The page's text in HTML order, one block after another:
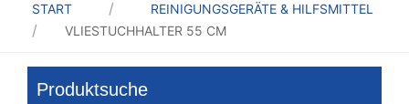
START
REINIGUNGSGERÄTE & HILFSMITTEL
VLIESTUCHHALTER 55 CM
Produktsuche